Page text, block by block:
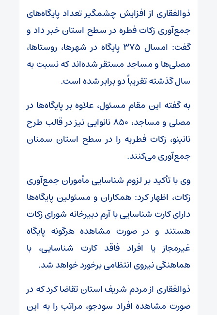
ذوالفقاری از افزایش چشمگیر تعداد پایگاه‌های
جمع‌آوری زکات فطره در سطح استان خبر داد و
گفت: امسال ۳۷۵ پایگاه در شهرها، روستاها،
مصلی‌ها و مساجد مستقر شده‌اند که نسبت به
سال گذشته تقریباً دو برابر شده است.
به گفته این مقام مسئول، علاوه بر پایگاه‌ها در
مصلی و مساجد، ۸۵۰ نانوایی نیز در قالب طرح
نانینو، زکات فطریه را در سطح استان سمنان
جمع‌آوری می‌کنند.
وی با تأکید بر لزوم شناسایی مأموران جمع‌آوری
زکات، اظهار کرد: همکاران و مسئولین پایگاه‌ها
دارای کارت شناسایی با آرم دبیرخانه شورای زکات
هستند و در صورت مشاهده هرگونه پایگاه
غیرمجاز یا افراد فاقد کارت شناسایی، با
هماهنگی نیروی انتظامی برخورد خواهد شد.
ذوالفقاری از مردم شریف استان تقاضا کرد که در
صورت مشاهده افراد سودجو، مراتب را به این